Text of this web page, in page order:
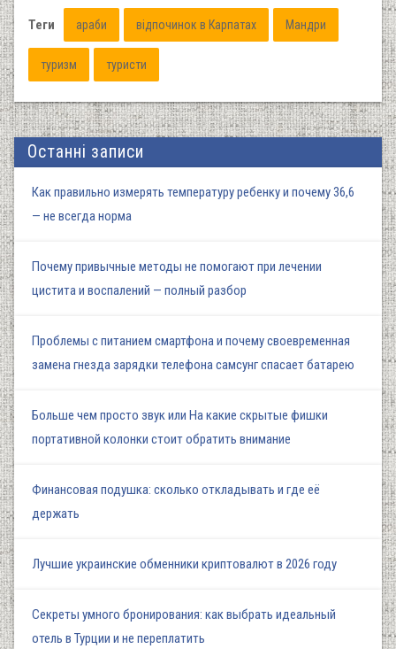
Теги араби відпочинок в Карпатах Мандри
туризм туристи
Останні записи
Как правильно измерять температуру ребенку и почему 36,6
— не всегда норма
Почему привычные методы не помогают при лечении
цистита и воспалений — полный разбор
Проблемы с питанием смартфона и почему своевременная
замена гнезда зарядки телефона самсунг спасает батарею
Больше чем просто звук или На какие скрытые фишки
портативной колонки стоит обратить внимание
Финансовая подушка: сколько откладывать и где её
держать
Лучшие украинские обменники криптовалют в 2026 году
Секреты умного бронирования: как выбрать идеальный
отель в Турции и не переплатить